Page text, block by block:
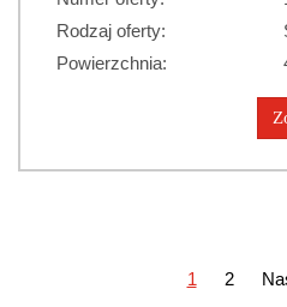
Rodzaj oferty:
Powierzchnia:
1 2